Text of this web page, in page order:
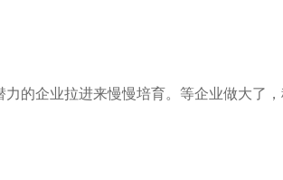
的企业拉进来慢慢培育。等企业做大了